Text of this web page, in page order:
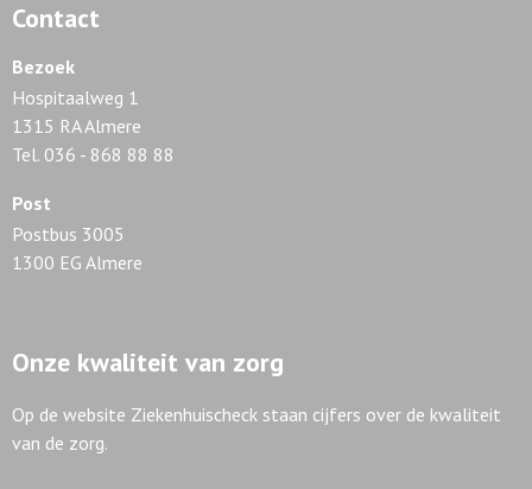
Contact
Bezoek
Hospitaalweg 1
1315 RA Almere
Tel. 036 - 868 88 88
Post
Postbus 3005
1300 EG Almere
Onze kwaliteit van zorg
Op de website Ziekenhuischeck staan cijfers over de kwaliteit
van de zorg.